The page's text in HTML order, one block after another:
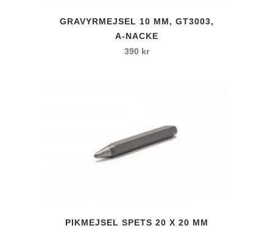
GRAVYRMEJSEL 10 MM, GT3003,
A-NACKE
390 kr
PIKMEJSEL SPETS 20 X 20 MM